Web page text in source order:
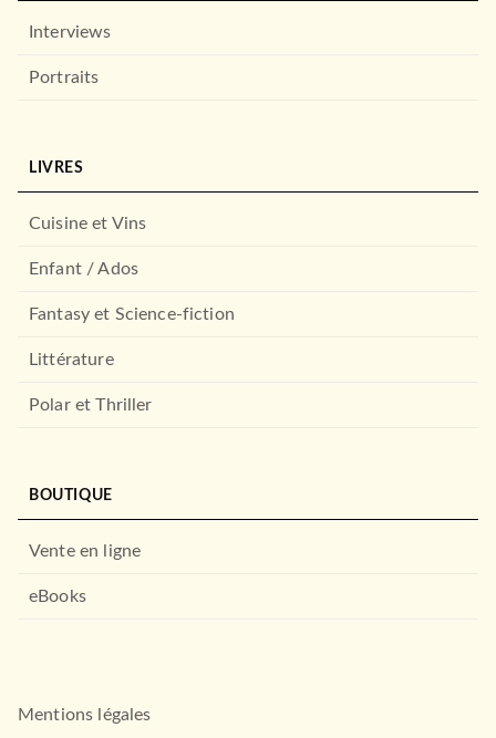
Interviews
Portraits
LIVRES
Cuisine et Vins
Enfant / Ados
Fantasy et Science-fiction
Littérature
Polar et Thriller
BOUTIQUE
Vente en ligne
eBooks
Mentions légales